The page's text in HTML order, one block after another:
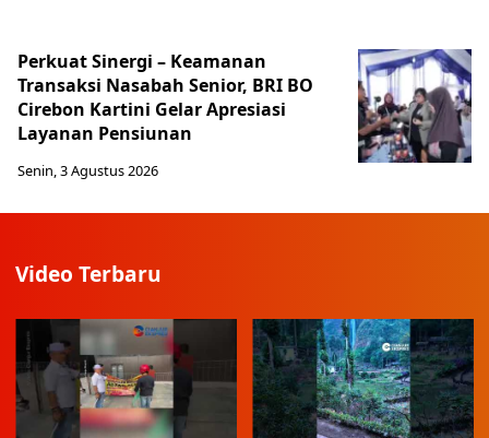
Perkuat Sinergi – Keamanan
Transaksi Nasabah Senior, BRI BO
Cirebon Kartini Gelar Apresiasi
Layanan Pensiunan
Senin, 3 Agustus 2026
Video Terbaru